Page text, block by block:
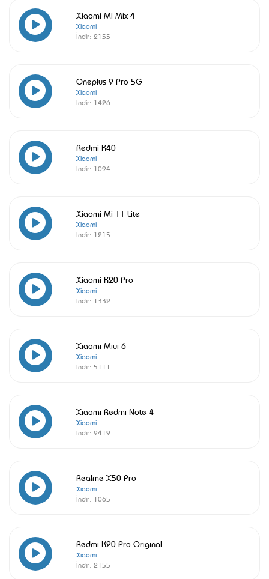
Xiaomi Mi Mix 4
Xiaomi
İndir: 2155
Oneplus 9 Pro 5G
Xiaomi
İndir: 1426
Redmi K40
Xiaomi
İndir: 1094
Xiaomi Mi 11 Lite
Xiaomi
İndir: 1215
Xiaomi K20 Pro
Xiaomi
İndir: 1332
Xiaomi Miui 6
Xiaomi
İndir: 5111
Xiaomi Redmi Note 4
Xiaomi
İndir: 9419
Realme X50 Pro
Xiaomi
İndir: 1065
Redmi K20 Pro Original
Xiaomi
İndir: 2155